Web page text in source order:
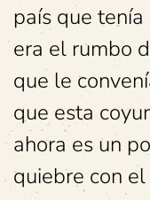
país que
era el rumbo
que le
que esta
ahora es un
quiebre con